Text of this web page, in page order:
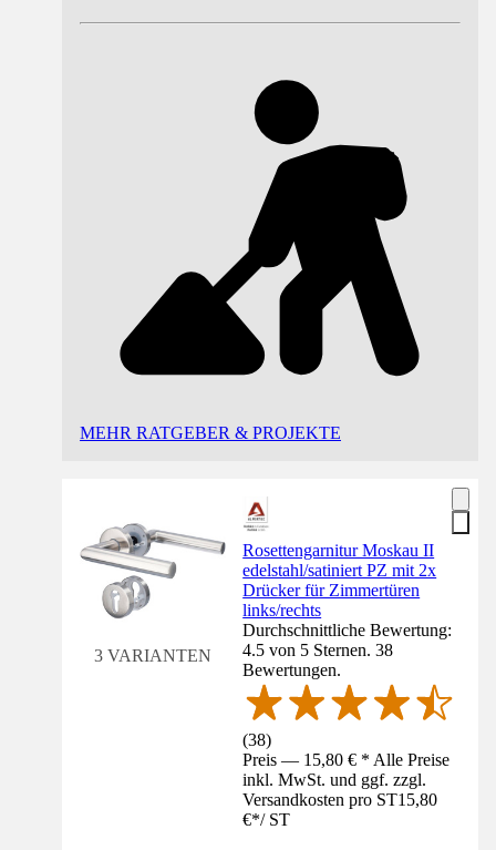
MEHR RATGEBER & PROJEKTE
3 VARIANTEN
Rosettengarnitur Moskau II
edelstahl/satiniert PZ mit 2x
Drücker für Zimmertüren
links/rechts
Durchschnittliche Bewertung:
4.5 von 5 Sternen. 38
Bewertungen.
(38)
Preis — 15,80 € * Alle Preise
inkl. MwSt. und ggf. zzgl.
Versandkosten pro ST15,80
€*/ ST